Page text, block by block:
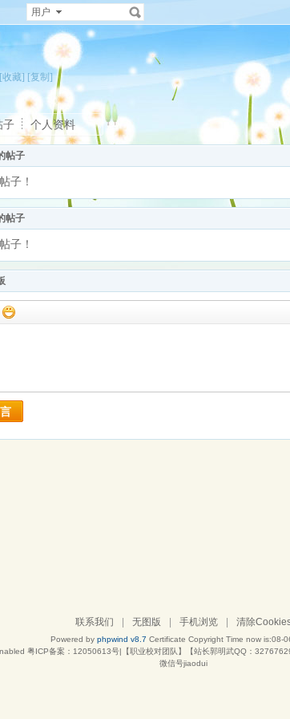
用户
[收藏] [复制]
子 个人资料
帖子
子！
帖子
子！
联系我们 无图版 手机浏览 清除
Powered by phpwind v8.7 Certificate Copyright Time now is:08-
粤ICP备案：12050613号|【职业校对团队】【站长郭明武QQ：
微信号jiaodui